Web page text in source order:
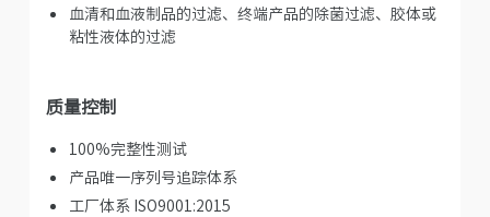
血清和血液制品的过滤、终端产品的除菌过滤、胶体或
粘性液体的过滤
质量控制
100%完整性测试
产品唯一序列号追踪体系
工厂体系 ISO9001:2015